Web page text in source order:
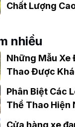
Chất Lượng
nhiều
Những Mẫu Xe
Thao Được
427 Phạm Văn
Nội
Phân Biệt Các
Thể Thao Hiện
Cửa hàng xe